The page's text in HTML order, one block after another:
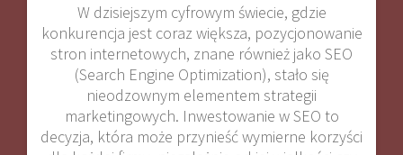
W dzisiejszym cyfrowym świecie, gdzie
konkurencja jest coraz większa, pozycjonowanie
stron internetowych, znane również jako SEO
(Search Engine Optimization), stało się
nieodzownym elementem strategii
marketingowych. Inwestowanie w SEO to
decyzja, która może przynieść wymierne korzyści